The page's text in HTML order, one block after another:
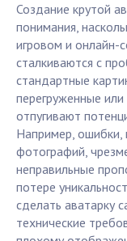
Создание крутой
понимания,
игровом и онлайн-
сталкиваются с
стандартные
перегруженные
отпугивают
Например, ошибки,
фотографий,
неправильные
потере
сделать аватарку
технические